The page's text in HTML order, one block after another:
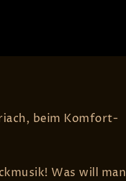
beim Komfort-
Was will man